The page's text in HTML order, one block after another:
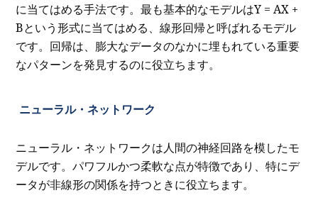
に当てはめる手法です。最も基本的なモデルはY = AX +
Bという形式に当てはめる、線形回帰と呼ばれるモデル
です。回帰は、膨大なデータのなかに埋もれている重要
なパターンを発見するのに役立ちます。
ニューラル・ネットワーク
ニューラル・ネットワークは人間の神経回路を模したモ
デルです。パワフルかつ柔軟な点が特徴であり、特にデ
ータが非線形の関係を持つときに役立ちます。